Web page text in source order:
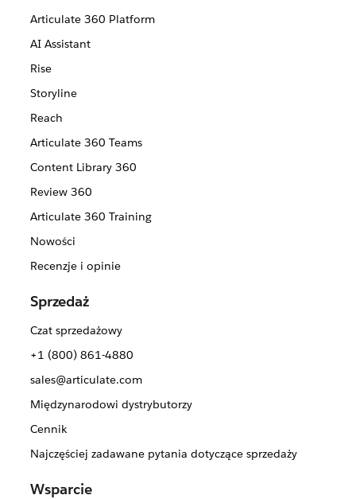
Articulate 360 Platform
AI Assistant
Rise
Storyline
Reach
Articulate 360 Teams
Content Library 360
Review 360
Articulate 360 Training
Nowości
Recenzje i opinie
Sprzedaż
Czat sprzedażowy
+1 (800) 861-4880
sales@articulate.com
Międzynarodowi dystrybutorzy
Cennik
Najczęściej zadawane pytania dotyczące sprzedaży
Wsparcie